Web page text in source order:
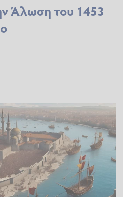
Άλωση του 1453